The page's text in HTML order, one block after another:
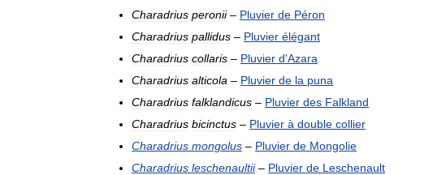
Charadrius peronii– Pluvier de Péron
Charadrius pallidus – Pluvier élégant
Charadrius collaris – Pluvier d'Azara
Charadrius alticola – Pluvier de la puna
Charadrius falklandicus – Pluvier des Falkland
Charadrius bicinctus – Pluvier à double collier
Charadrius mongolus – Pluvier de Mongolie
Charadrius leschenaultii– Pluvier de Leschenault